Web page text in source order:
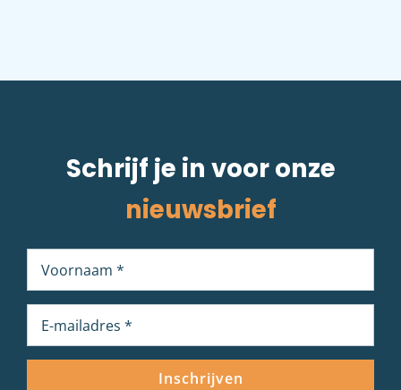
Schrijf je in voor onze
nieuwsbrief